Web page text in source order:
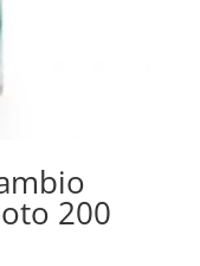
200